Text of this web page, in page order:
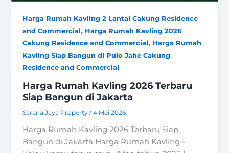
Harga Rumah Kavling 2 Lantai Cakung Residence
and Commercial, Harga Rumah Kavling 2026
Cakung Residence and Commercial, Harga Rumah
Kavling Siap Bangun di Pulo Jahe Cakung
Residence and Commercial
Harga Rumah Kavling 2026 Terbaru
Siap Bangun di Jakarta
Sarana Jaya Property/4 Mei 2026
Harga Rumah Kavling 2026 Terbaru Siap
Bangun di Jakarta Harga Rumah Kavling –